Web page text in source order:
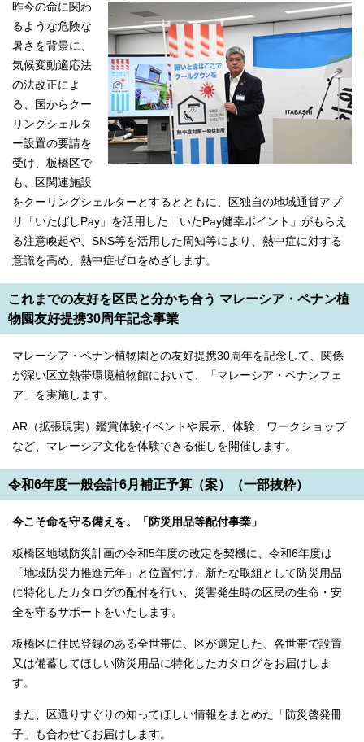
昨今の命に関わ
るような危険な
暑さを背景に、
気候変動適応法
の法改正によ
る、国からクー
リングシェルタ
ー設置の要請を
受け、板橋区で
も、区関連施設
をクーリングシェルターとするとともに、区独自の地域通貨アプ
リ「いたばしPay」を活用した「いたPay健幸ポイント」がもらえ
る注意喚起や、SNS等を活用した周知等により、熱中症に対する
意識を高め、熱中症ゼロをめざします。
これまでの友好を区民と分かち合う マレーシア・ペナン植
物園友好提携30周年記念事業
マレーシア・ペナン植物園との友好提携30周年を記念して、関係
が深い区立熱帯環境植物館において、「マレーシア・ペナンフェ
ア」を実施します。
AR（拡張現実）鑑賞体験イベントや展示、体験、ワークショップ
など、マレーシア文化を体験できる催しを開催します。
令和6年度一般会計6月補正予算（案）（一部抜粋）
今こそ命を守る備えを。「防災用品等配付事業」
板橋区地域防災計画の令和5年度の改定を契機に、令和6年度は
「地域防災力推進元年」と位置付け、新たな取組として防災用品
に特化したカタログの配付を行い、災害発生時の区民の生命・安
全を守るサポートをいたします。
板橋区に住民登録のある全世帯に、区が選定した、各世帯で設置
又は備蓄してほしい防災用品に特化したカタログをお届けしま
す。
また、区選りすぐりの知ってほしい情報をまとめた「防災啓発冊
子」も合わせてお届けします。